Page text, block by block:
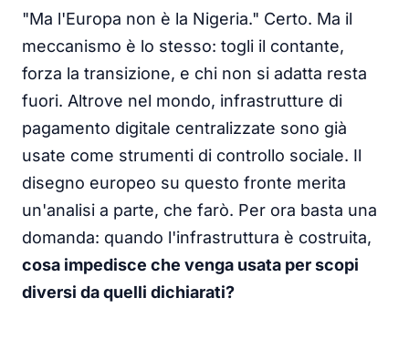
"Ma l'Europa non è la Nigeria." Certo. Ma il
meccanismo è lo stesso: togli il contante,
forza la transizione, e chi non si adatta resta
fuori. Altrove nel mondo, infrastrutture di
pagamento digitale centralizzate sono già
usate come strumenti di controllo sociale. Il
disegno europeo su questo fronte merita
un'analisi a parte, che farò. Per ora basta una
domanda: quando l'infrastruttura è costruita,
cosa impedisce che venga usata per scopi
diversi da quelli dichiarati?